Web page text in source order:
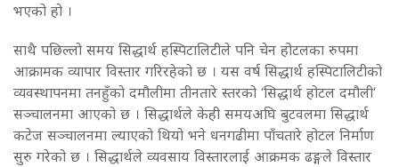
भएको हो ।
साथै पछिल्लो समय सिद्धार्थ हस्पिटालिटीले पनि चेन होटलका रुपमा
आक्रामक व्यापार विस्तार गरिरहेको छ । यस वर्ष सिद्धार्थ हस्पिटालिटीको
व्यवस्थापनमा तनहुँको दमौलीमा तीनतारे स्तरको ‘सिद्धार्थ होटल दमौली’
सञ्चालनमा आएको छ । सिद्धार्थले केही समयअघि बुटवलमा सिद्धार्थ
कटेज सञ्चालनमा ल्याएको थियो भने धनगढीमा पाँचतारे होटल निर्माण
सुरु गरेको छ । सिद्धार्थले व्यवसाय विस्तारलाई आक्रमक ढङ्गले विस्तार